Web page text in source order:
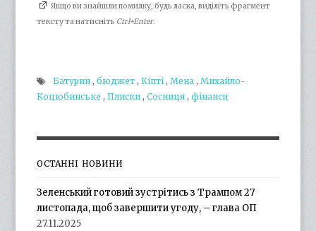
Якщо ви знайшли помилку, будь ласка, виділіть фрагмент
тексту та натисніть Ctrl+Enter.
Батурин ,бюджет ,Кіпті ,Мена ,Михайло-
Коцюбинське ,Плиски ,Сосниця ,фінанси
ОСТАННІ НОВИНИ
Зеленський готовий зустрітись з Трампом 27
листопада, щоб завершити угоду, – глава ОП
27.11.2025